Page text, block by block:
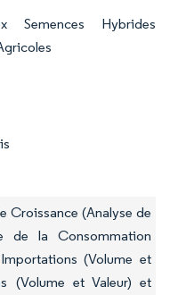
Semences Hybrides
Croissance (Analyse de
de la Consommation
(Volume et
(Volume et Valeur) et